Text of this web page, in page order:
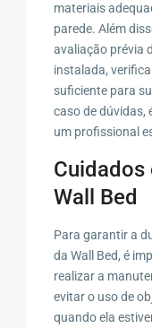
materiais
parede. Além
avaliação prévia
instalada,
suficiente para
caso de dúvidas,
um profissional
Cuidados
Wall Bed
Para garantir a
da Wall Bed, é
realizar a
evitar o uso de
quando ela